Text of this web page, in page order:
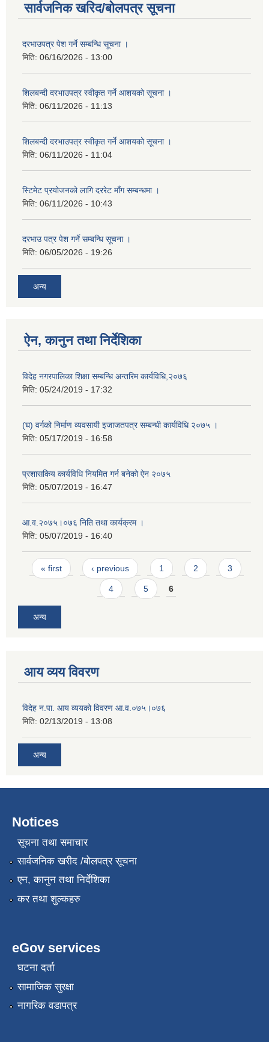
सार्वजनिक खरिद/बोलपत्र सूचना
दरभाउपत्र पेश गर्ने सम्बन्धि सूचना ।
मिति: 06/16/2026 - 13:00
शिलबन्दी दरभाउपत्र स्वीकृत गर्ने आशयको सूचना ।
मिति: 06/11/2026 - 11:13
शिलबन्दी दरभाउपत्र स्वीकृत गर्ने आशयको सूचना ।
मिति: 06/11/2026 - 11:04
स्टिमेट प्रयोजनको लागि दररेट माँग सम्बन्धमा ।
मिति: 06/11/2026 - 10:43
दरभाउ पत्र पेश गर्ने सम्बन्धि सूचना ।
मिति: 06/05/2026 - 19:26
अन्य
ऐन, कानुन तथा निर्देशिका
विदेह नगरपालिका शिक्षा सम्बन्धि अन्तरिम कार्यविधि,२०७६
मिति: 05/24/2019 - 17:32
(घ) वर्गको निर्माण व्यवसायी इजाजतपत्र सम्बन्धी कार्यविधि २०७५ ।
मिति: 05/17/2019 - 16:58
प्रशासकिय कार्यविधि नियमित गर्न बनेको ऐन २०७५
मिति: 05/07/2019 - 16:47
आ.व.२०७५।०७६ निति तथा कार्यक्रम ।
मिति: 05/07/2019 - 16:40
Pages
« first ‹ previous 1 2 3
4 5 6
अन्य
आय व्यय विवरण
विदेह न.पा. आय व्ययको विवरण आ.व.०७५।०७६
मिति: 02/13/2019 - 13:08
अन्य
Notices
सूचना तथा समाचार
सार्वजनिक खरीद /बोलपत्र सूचना
एन, कानुन तथा निर्देशिका
कर तथा शुल्कहरु
eGov services
घटना दर्ता
सामाजिक सुरक्षा
नागरिक वडापत्र